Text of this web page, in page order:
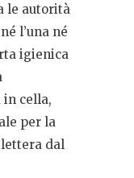
le autorità
l’una né
igienica
in cella,
per la
dal